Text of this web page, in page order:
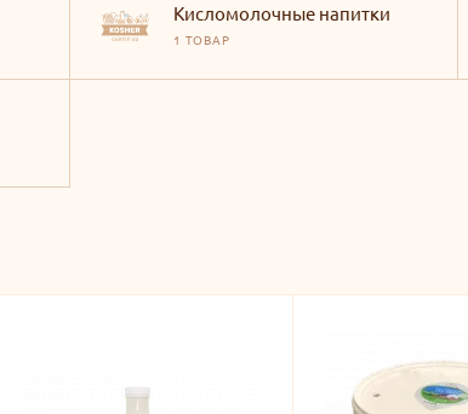
Кисломолочные напитки
1 ТОВАР